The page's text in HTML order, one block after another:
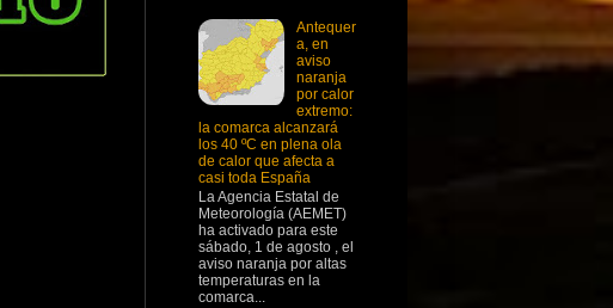
Antequer
a, en
aviso
naranja
por calor
extremo:
la comarca alcanzará
los 40 ºC en plena ola
de calor que afecta a
casi toda España
La Agencia Estatal de
Meteorología (AEMET)
ha activado para este
sábado, 1 de agosto , el
aviso naranja por altas
temperaturas en la
comarca...